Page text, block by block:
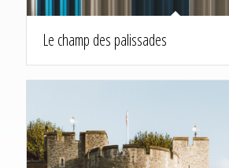
Le champ des palissades